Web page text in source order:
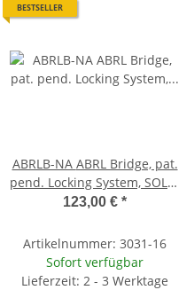
BESTSELLER
ABRLB-NA ABRL Bridge, pat.
pend. Locking System, SOLID
BELL BRASS, Aged Nickel
123,00 € *
Artikelnummer: 3031-16
Sofort verfügbar
Lieferzeit: 2 - 3 Werktage